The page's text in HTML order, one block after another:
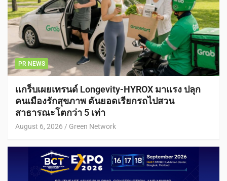
PR NEWS
แกร็บเผยเทรนด์ Longevity-HYROX มาแรง ปลุก
คนเมืองรักสุขภาพ ดันยอดเรียกรถไปสวน
สาธารณะโตกว่า 5 เท่า
August 6, 2026 Green Network